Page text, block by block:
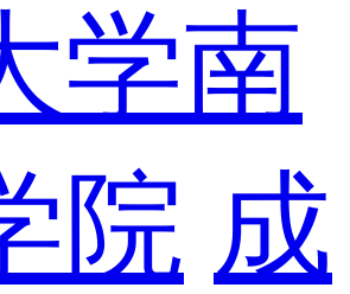
学南
院 成